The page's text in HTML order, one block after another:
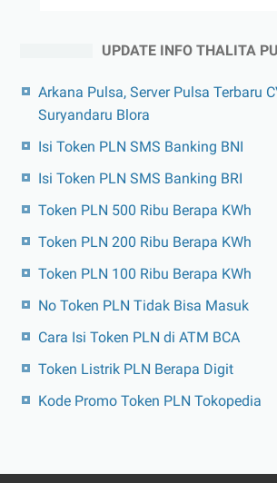
UPDATE INFO THALITA
Arkana Pulsa, Server Pulsa Terbaru
Suryandaru Blora
Isi Token PLN SMS Banking BNI
Isi Token PLN SMS Banking BRI
Token PLN 500 Ribu Berapa KWh
Token PLN 200 Ribu Berapa KWh
Token PLN 100 Ribu Berapa KWh
No Token PLN Tidak Bisa Masuk
Cara Isi Token PLN di ATM BCA
Token Listrik PLN Berapa Digit
Kode Promo Token PLN Tokopedia